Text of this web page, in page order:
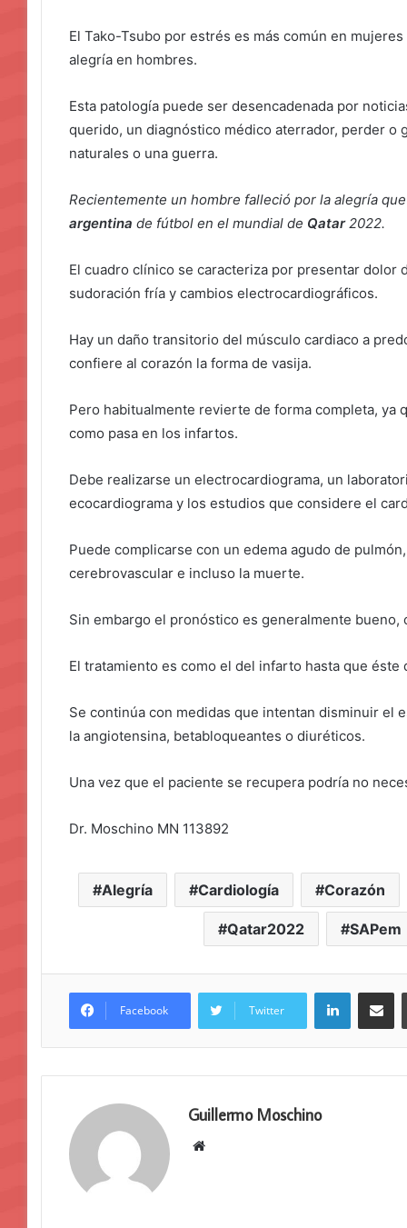
El Tako-Tsubo por estrés es más común en
alegría en hombres.
Esta patología puede ser desencadenada por
querido, un diagnóstico médico aterrador, perder o
naturales o una guerra.
Recientemente un hombre falleció por la alegría
argentina de fútbol en el mundial de Qatar2022.
El cuadro clínico se caracteriza por presentar dolor
sudoración fría y cambios electrocardiográficos.
Hay un daño transitorio del músculo cardiaco a
confiere al corazón la forma de vasija.
Pero habitualmente revierte de forma completa, ya
como pasa en los infartos.
Debe realizarse un electrocardiograma, un
ecocardiograma y los estudios que considere el
Puede complicarse con un edema agudo de
cerebrovascular e incluso la muerte.
Sin embargo el pronóstico es generalmente bueno,
El tratamiento es como el del infarto hasta que
Se continúa con medidas que intentan disminuir el
la angiotensina, betabloqueantes o diuréticos.
Una vez que el paciente se recupera podría no
Dr. Moschino MN 113892
Alegría Cardiología Corazón
Qatar2022 SAPem
Facebook Twitter
LinkedIn
Guillermo Moschino
Sitio